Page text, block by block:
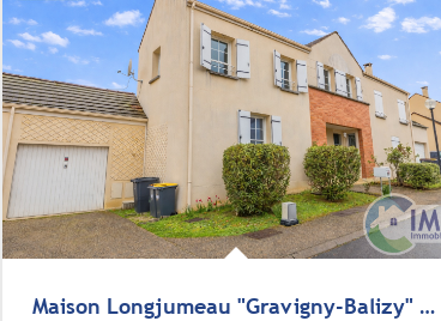
Maison Longjumeau "Gravigny-Balizy" 4 pièce(s) 85 m2